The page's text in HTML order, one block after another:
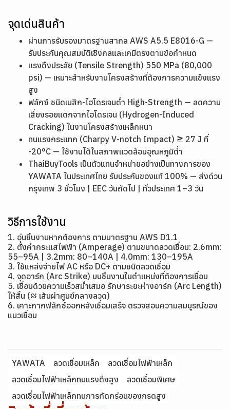
จุดเด่นสินค้า
ผ่านการรับรองมาตรฐานสากล AWS A5.5 E8016-G —
รับประกันคุณสมบัติเชิงกลและเคมีตรงตามข้อกำหนด
แรงดึงประลัย (Tensile Strength) 550 MPa (80,000
psi) — เหมาะสำหรับงานโครงสร้างที่ต้องการความแข็งแรง
สูง
ฟลักซ์ ชนิดเบสิก-ไฮโดรเจนต่ำ High-Strength — ลดความ
เสี่ยงรอยแตกจากไฮโดรเจน (Hydrogen-Induced
Cracking) ในงานโครงสร้างเหล็กหนา
ทนแรงกระแทก (Charpy V-notch Impact) ≥ 27 J ที่
-20°C — ใช้งานได้ในสภาพแวดล้อมอุณหภูมิต่ำ
ThaiBuyTools เป็นตัวแทนจำหน่ายอย่างเป็นทางการของ
YAWATA ในประเทศไทย รับประกันของแท้ 100% — ส่งด่วน
กรุงเทพ 3 ชั่วโมง | EEC วันถัดไป | ทั่วประเทศ 1–3 วัน
วิธีการใช้งาน
1. อุ่นชิ้นงานหากต้องการ ตามมาตรฐาน AWS D1.1
2. ตั้งค่ากระแสไฟฟ้า (Amperage) ตามขนาดลวดเชื่อม: 2.6mm:
55–95A | 3.2mm: 80–140A | 4.0mm: 130–195A
3. ใช้แหล่งจ่ายไฟ AC หรือ DC+ ตามชนิดลวดเชื่อม
4. จุดอาร์ก (Arc Strike) บนชิ้นงานในตำแหน่งที่ต้องการเชื่อม
5. เชื่อมด้วยความเร็วสม่ำเสมอ รักษาระยะห่างอาร์ก (Arc Length)
ให้สั้น (≈ เส้นผ่าศูนย์กลางลวด)
6. เคาะกากฟลักซ์ออกหลังเชื่อมเสร็จ ตรวจสอบความสมบูรณ์ของ
แนวเชื่อม
YAWATA ลวดเชื่อมเหล็ก
ลวดเชื่อมไฟฟ้าเหล็ก
ลวดเชื่อมไฟฟ้าเหล็กทนแรงดึงสูง
ลวดเชื่อมพิเศษ
ลวดเชื่อมไฟฟ้าเหล็กทนการกัดกร่อนของกรดสูง